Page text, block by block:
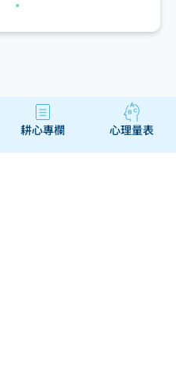
耕心專欄 心理量表